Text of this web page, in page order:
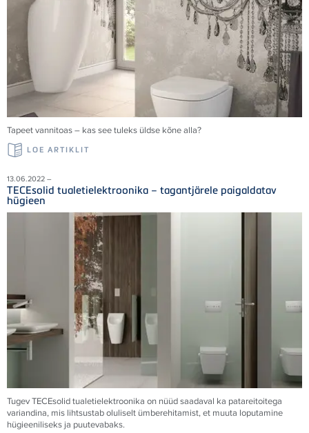
Tapeet vannitoas – kas see tuleks üldse kõne alla?
LOE ARTIKLIT
13.06.2022 –
TECEsolid tualetielektroonika – tagantjärele paigaldatav
hügieen
Tugev TECEsolid tualetielektroonika on nüüd saadaval ka patareitoitega
variandina, mis lihtsustab oluliselt ümberehitamist, et muuta loputamine
hügieeniliseks ja puutevabaks.